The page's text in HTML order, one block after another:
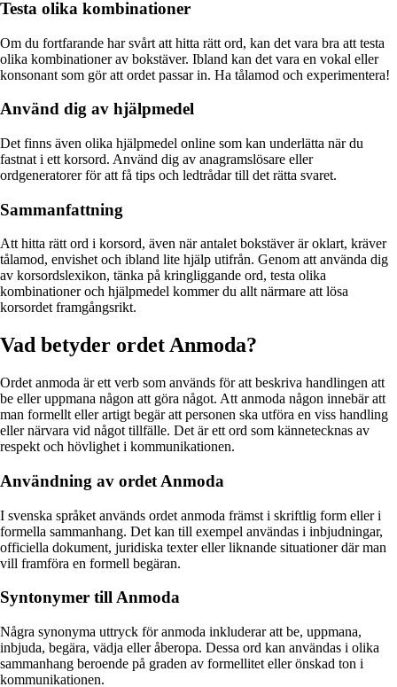
Testa olika kombinationer
Om du fortfarande har svårt att hitta rätt ord, kan det vara bra att testa
olika kombinationer av bokstäver. Ibland kan det vara en vokal eller
konsonant som gör att ordet passar in. Ha tålamod och experimentera!
Använd dig av hjälpmedel
Det finns även olika hjälpmedel online som kan underlätta när du
fastnat i ett korsord. Använd dig av anagramslösare eller
ordgeneratorer för att få tips och ledtrådar till det rätta svaret.
Sammanfattning
Att hitta rätt ord i korsord, även när antalet bokstäver är oklart, kräver
tålamod, envishet och ibland lite hjälp utifrån. Genom att använda dig
av korsordslexikon, tänka på kringliggande ord, testa olika
kombinationer och hjälpmedel kommer du allt närmare att lösa
korsordet framgångsrikt.
Vad betyder ordet Anmoda?
Ordet anmoda är ett verb som används för att beskriva handlingen att
be eller uppmana någon att göra något. Att anmoda någon innebär att
man formellt eller artigt begär att personen ska utföra en viss handling
eller närvara vid något tillfälle. Det är ett ord som kännetecknas av
respekt och hövlighet i kommunikationen.
Användning av ordet Anmoda
I svenska språket används ordet anmoda främst i skriftlig form eller i
formella sammanhang. Det kan till exempel användas i inbjudningar,
officiella dokument, juridiska texter eller liknande situationer där man
vill framföra en formell begäran.
Syntonymer till Anmoda
Några synonyma uttryck för anmoda inkluderar att be, uppmana,
inbjuda, begära, vädja eller åberopa. Dessa ord kan användas i olika
sammanhang beroende på graden av formellitet eller önskad ton i
kommunikationen.